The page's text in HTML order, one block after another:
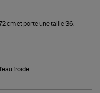
cm et porte une taille 36.
froide.